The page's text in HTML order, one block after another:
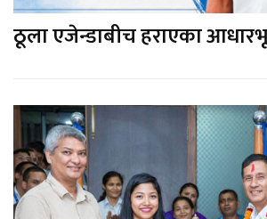
ठूला एजेन्डाबीच हराएका